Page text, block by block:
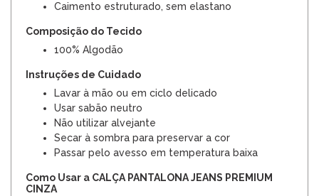
Caimento estruturado, sem elastano
Composição do Tecido
100% Algodão
Instruções de Cuidado
Lavar à mão ou em ciclo delicado
Usar sabão neutro
Não utilizar alvejante
Secar à sombra para preservar a cor
Passar pelo avesso em temperatura baixa
Como Usar a CALÇA PANTALONA JEANS PREMIUM
CINZA